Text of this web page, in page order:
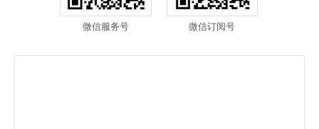
微信服务号 微信订阅号